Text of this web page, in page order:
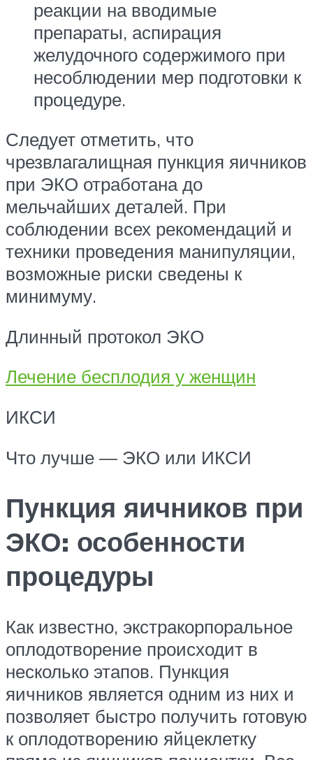
реакции на вводимые
препараты, аспирация
желудочного содержимого при
несоблюдении мер подготовки к
процедуре.
Следует отметить, что
чрезвлагалищная пункция яичников
при ЭКО отработана до
мельчайших деталей. При
соблюдении всех рекомендаций и
техники проведения манипуляции,
возможные риски сведены к
минимуму.
Длинный протокол ЭКО
Лечение бесплодия у женщин
ИКСИ
Что лучше — ЭКО или ИКСИ
Пункция яичников при
ЭКО: особенности
процедуры
Как известно, экстракорпоральное
оплодотворение происходит в
несколько этапов. Пункция
яичников является одним из них и
позволяет быстро получить готовую
к оплодотворению яйцеклетку